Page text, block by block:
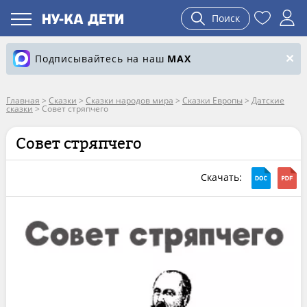
Поиск
Подписывайтесь на наш MAX
Главная > Сказки > Сказки народов мира > Сказки Европы > Датские
сказки>Совет стряпчего
Совет стряпчего
Скачать: